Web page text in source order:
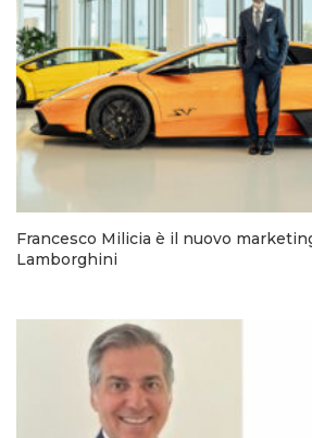
Francesco Milicia è il nuovo
Lamborghini